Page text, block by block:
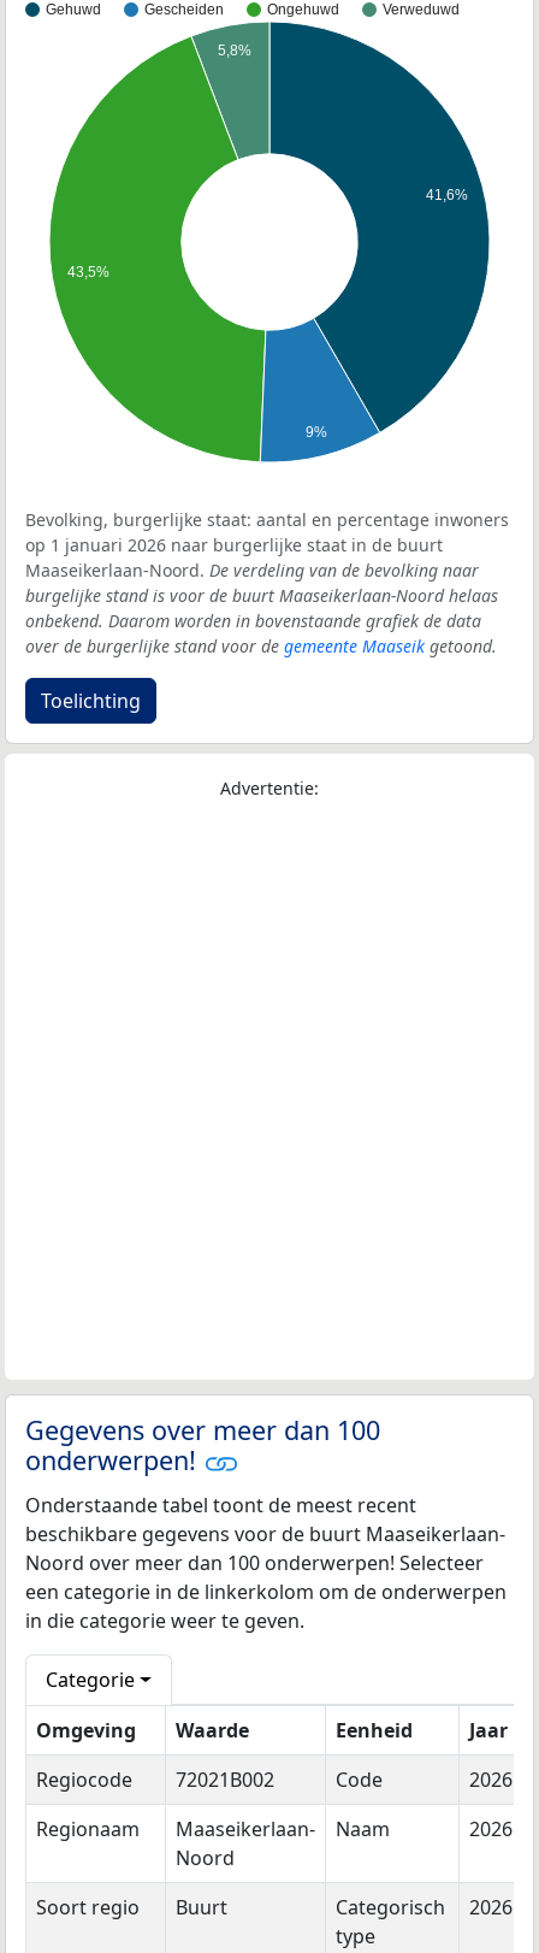
Gehuwd Gescheiden Ongehuwd Verweduwd
41,6%
5,8%
43,5%
9%
Bevolking, burgerlijke staat: aantal en percentage inwoners
op 1 januari 2026 naar burgerlijke staat in de buurt
Maaseikerlaan-Noord. De verdeling van de bevolking naar
burgelijke stand is voor de buurt Maaseikerlaan-Noord helaas
onbekend. Daarom worden in bovenstaande grafiek de data
over de burgerlijke stand voor de gemeente Maaseik getoond.
Toelichting
Advertentie:
Gegevens over meer dan 100
onderwerpen!
Onderstaande tabel toont de meest recent
beschikbare gegevens voor de buurt Maaseikerlaan-
Noord over meer dan 100 onderwerpen! Selecteer
een categorie in de linkerkolom om de onderwerpen
in die categorie weer te geven.
Categorie
Omgeving
Waarde Eenheid
Jaar
Regiocode
72021B002 Code
2026
Regionaam
Maaseikerlaan-
Noord
Naam 2026
Soort regio Buurt
Categorisch
type
2026